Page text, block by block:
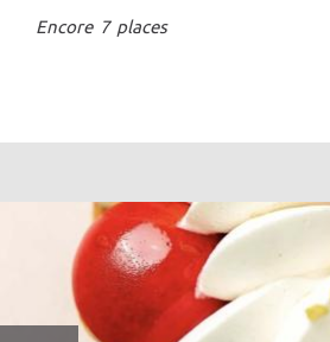
Encore 7 places